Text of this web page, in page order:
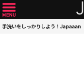
手洗いをしっかりしよう！Japaaan